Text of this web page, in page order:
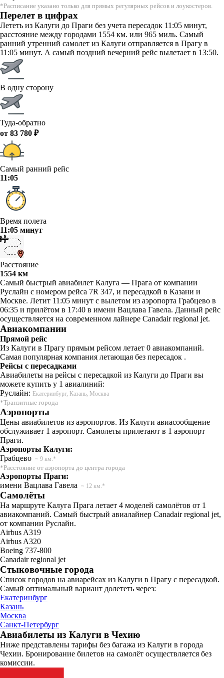
*Расписание указано только для прямых регулярных рейсов и лоукостеров.
Перелет в цифрах
Лететь из Калуги до Праги без учета пересадок 11:05 минут,
расстояние между городами 1554 км. или 965 миль. Самый
ранний утренний самолет из Калуги отправляется в Прагу в
11:05 минут. А самый поздний вечерний рейс вылетает в 13:50.
В одну сторону
Туда-обратно
от 83 780 ₽
Самый ранний рейс
11:05
Время полета
11:05 минут
Расстояние
1554 км
Самый быстрый авиабилет Калуга — Прага от компании
Руслайн с номером рейса 7R 347, и пересадкой в Казани и
Москве. Летит 11:05 минут с вылетом из аэропорта Грабцево в
06:35 и прилётом в 17:40 в имени Вацлава Гавела. Данный рейс
осуществляется на современном лайнере Canadair regional jet.
Авиакомпании
Прямой рейс
Из Калуги в Прагу прямым рейсом летает 0 авиакомпаний.
Самая популярная компания летающая без пересадок .
Рейсы с пересадками
Авиабилеты на рейсы с пересадкой из Калуги до Праги вы
можете купить у 1 авиалиний:
Руслайн: Екатеринбург, Казань, Москва
*Транзитные города
Аэропорты
Цены авиабилетов из аэропортов. Из Калуги авиасообщение
обслуживает 1 аэропорт. Самолеты прилетают в 1 аэропорт
Праги.
Аэропорты Калуги:
Грабцево ~ 9 км.*
*Расстояние от аэропорта до центра города
Аэропорты Праги:
имени Вацлава Гавела ~ 12 км.*
Самолёты
На маршруте Калуга Прага летает 4 моделей самолётов от 1
авиакомпаний. Самый быстрый авиалайнер Canadair regional jet,
от компании Руслайн.
Airbus A319
Airbus A320
Boeing 737-800
Canadair regional jet
Стыковочные города
Список городов на авиарейсах из Калуги в Прагу с пересадкой.
Самый оптимальный вариант долететь через:
Екатеринбург
Казань
Москва
Санкт-Петербург
Авиабилеты из Калуги в Чехию
Ниже представлены тарифы без багажа из Калуги в города
Чехии. Бронирование билетов на самолёт осуществляется без
комиссии.